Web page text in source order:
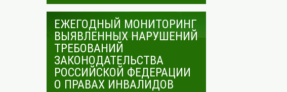
ЕЖЕГОДНЫЙ МОНИТОРИНГ
ВЫЯВЛЕННЫХ НАРУШЕНИЙ
ТРЕБОВАНИЙ
ЗАКОНОДАТЕЛЬСТВА
РОССИЙСКОЙ ФЕДЕРАЦИИ
О ПРАВАХ ИНВАЛИДОВ